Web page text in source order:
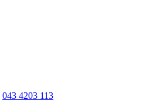
043 4203 113